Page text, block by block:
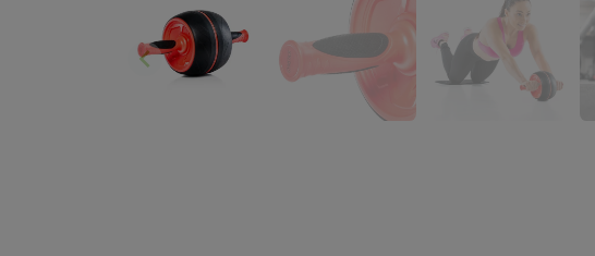
Precedente
keyboard_arrow_left